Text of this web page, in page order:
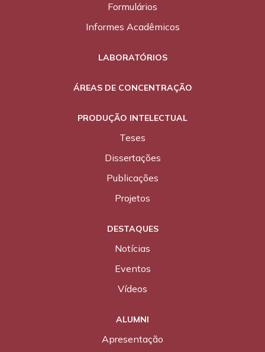
Formulários
Informes Acadêmicos
LABORATÓRIOS
ÁREAS DE CONCENTRAÇÃO
PRODUÇÃO INTELECTUAL
Teses
Dissertações
Publicações
Projetos
DESTAQUES
Notícias
Eventos
Vídeos
ALUMNI
Apresentação